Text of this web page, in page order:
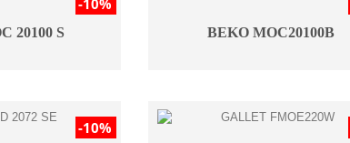
20100 S
-10%
BEKO MOC20100B
-10%